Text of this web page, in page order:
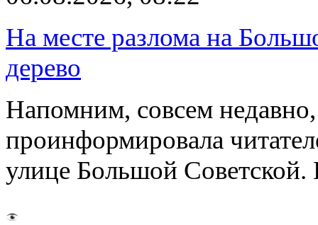
На месте разлома на
дерево
Напомним, совсем
проинформировала
улице Большой Советской.